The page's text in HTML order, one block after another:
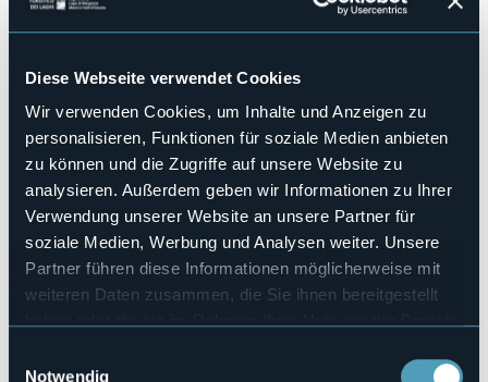
Diese Webseite verwendet Cookies
Wir verwenden Cookies, um Inhalte und Anzeigen zu
personalisieren, Funktionen für soziale Medien anbieten
zu können und die Zugriffe auf unsere Website zu
analysieren. Außerdem geben wir Informationen zu Ihrer
Verwendung unserer Website an unsere Partner für
soziale Medien, Werbung und Analysen weiter. Unsere
Partner führen diese Informationen möglicherweise mit
weiteren Daten zusammen, die Sie ihnen bereitgestellt
Notwendig
Wellness
No
Kongresshalle
No
Hallenbad
No
Haustiere erlaubt
No
Anzahl der Zimmer
5
Anzahl der Betten
20
E-mail
Webseite